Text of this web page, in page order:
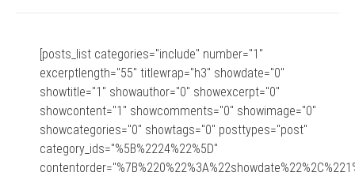
[posts_list categories="include" number="1"
excerptlength="55" titlewrap="h3" showdate="0"
showtitle="1" showauthor="0" showexcerpt="0"
showcontent="1" showcomments="0" showimage="0"
showcategories="0" showtags="0" posttypes="post"
category_ids="%5B%2224%22%5D"